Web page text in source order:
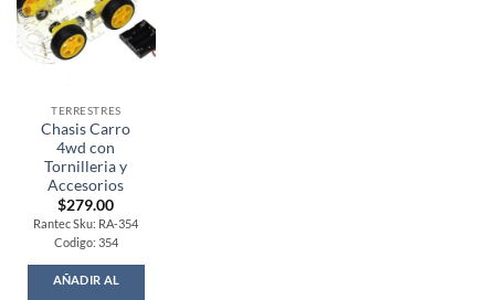
TERRESTRES
Chasis Carro
4wd con
Tornilleria y
Accesorios
$279.00
Rantec Sku: RA-354
Codigo: 354
AÑADIR AL